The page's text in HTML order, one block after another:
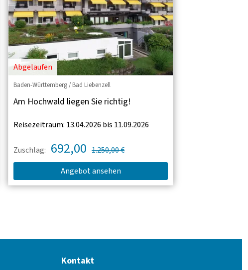
Abgelaufen
Baden-Württemberg / Bad Liebenzell
Am Hochwald liegen Sie richtig!
Reisezeitraum: 13.04.2026 bis 11.09.2026
Zuschlag: 692,00 1.250,00 €
Angebot ansehen
Kontakt